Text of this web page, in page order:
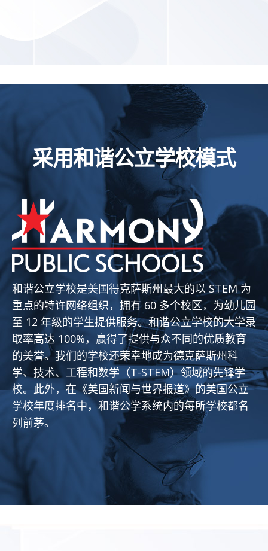
采用和谐公立学校模式
和谐公立学校是美国得克萨斯州最大的以 STEM 为
重点的特许网络组织，拥有 60 多个校区，为幼儿园
至 12 年级的学生提供服务。和谐公立学校的大学录
取率高达 100%，赢得了提供与众不同的优质教育
的美誉。我们的学校还荣幸地成为德克萨斯州科
学、技术、工程和数学（T-STEM）领域的先锋学
校。此外，在《美国新闻与世界报道》的美国公立
学校年度排名中，和谐公学系统内的每所学校都名
列前茅。